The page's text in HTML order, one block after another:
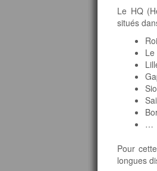
Le HQ
situés
Le
…
Pour
longues